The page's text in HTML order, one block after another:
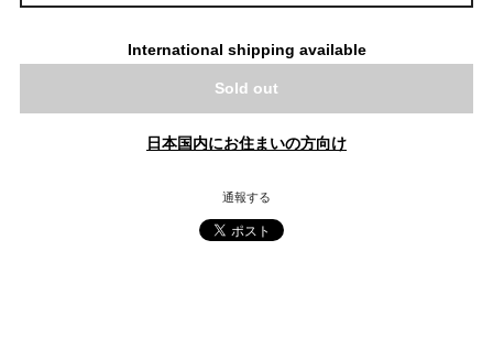
International shipping available
Sold out
日本国内にお住まいの方向け
通報する